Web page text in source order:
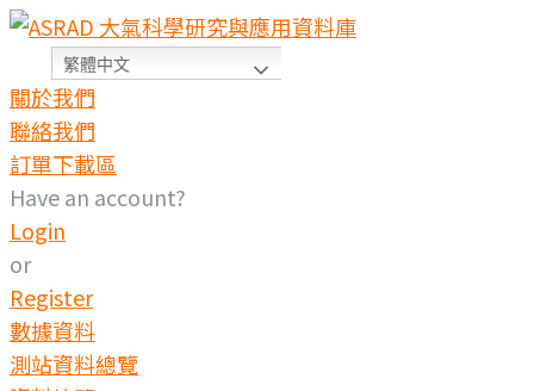
Skip
content
繁體中文
關於我們
聯絡我們
訂單下載區
Have an account?
Login
or
Register
數據資料
測站資料總覽